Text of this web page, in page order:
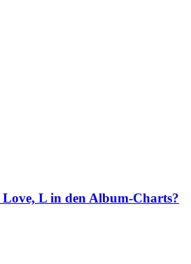
L in den Album-Charts?